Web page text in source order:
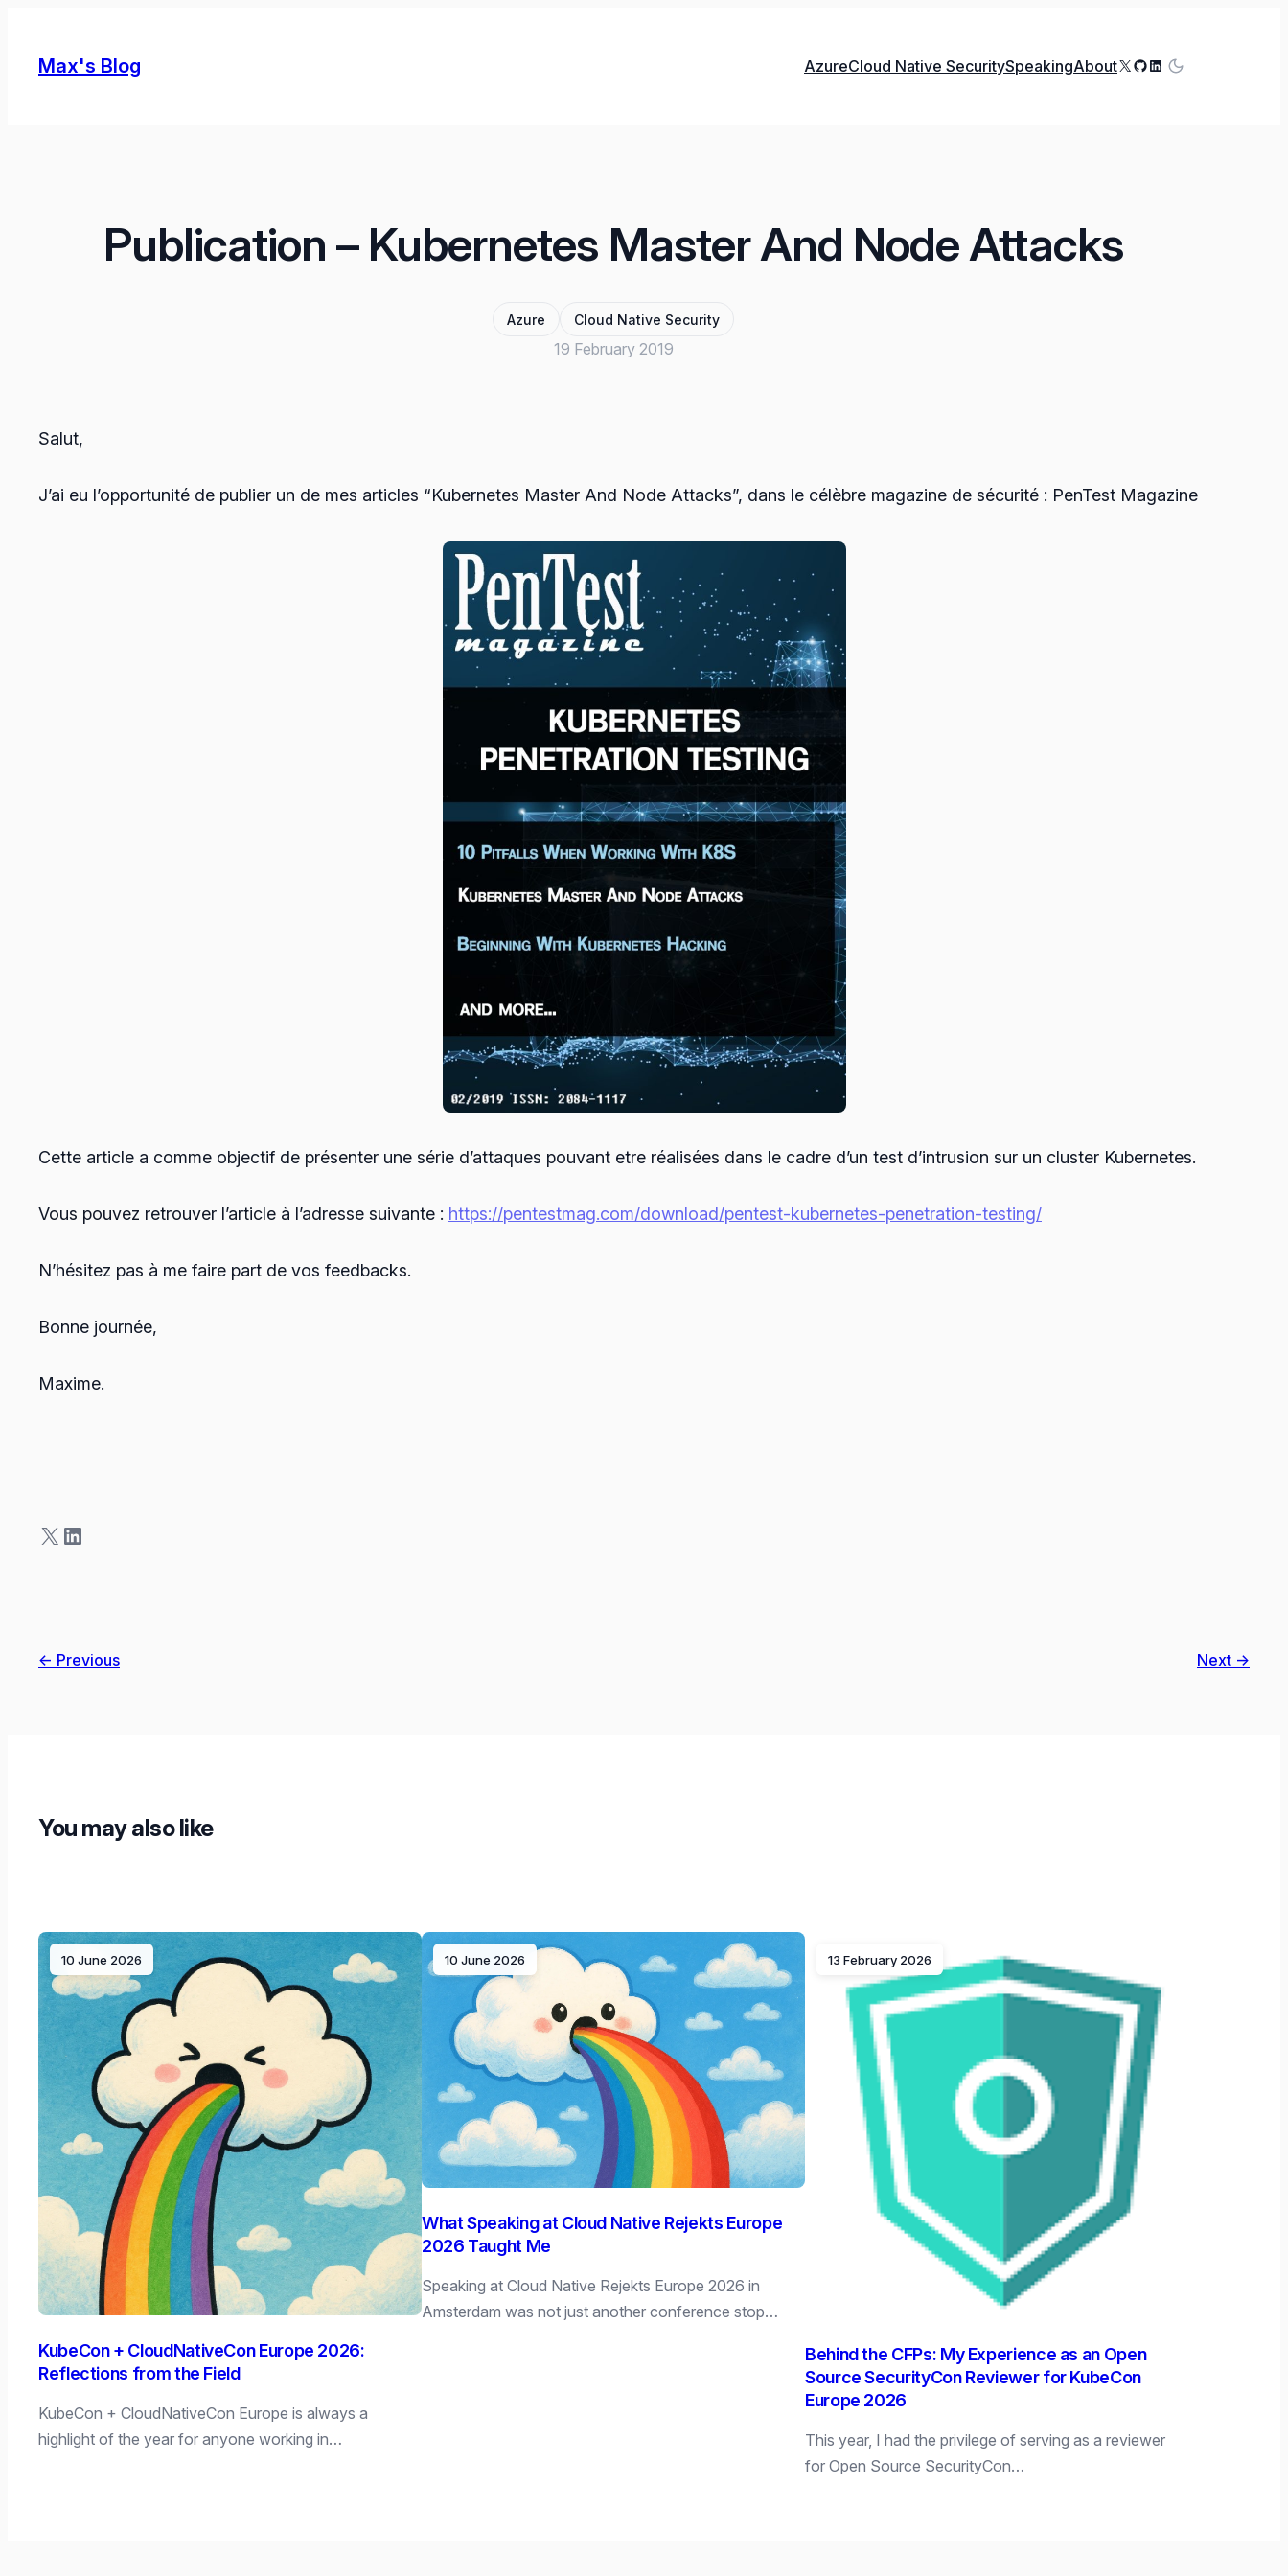
content
Max's Blog AzureCloud Native SecuritySpeakingAboutX GitHub
LinkedIn
Publication – Kubernetes Master And Node Attacks
Azure Cloud Native Security
19 February 2019
Salut,
J’ai eu l’opportunité de publier un de mes articles “Kubernetes Master And Node Attacks”, dans le célèbre magazine de sécurité : PenTest Magazine
Cette article a comme objectif de présenter une série d’attaques pouvant etre réalisées dans le cadre d’un test d’intrusion sur un cluster Kubernetes.
Vous pouvez retrouver l’article à l’adresse suivante : https://pentestmag.com/download/pentest-kubernetes-penetration-testing/
N’hésitez pas à me faire part de vos feedbacks.
Bonne journée,
Maxime.
X LinkedIn
← Previous Next →
You may also like
10 June 2026
KubeCon + CloudNativeCon Europe 2026:
Reflections from the Field
KubeCon + CloudNativeCon Europe is always a
highlight of the year for anyone working in…
10 June 2026
What Speaking at Cloud Native Rejekts Europe
2026 Taught Me
Speaking at Cloud Native Rejekts Europe 2026 in
Amsterdam was not just another conference stop…
13 February 2026
Behind the CFPs: My Experience as an Open
Source SecurityCon Reviewer for KubeCon
Europe 2026
This year, I had the privilege of serving as a reviewer
for Open Source SecurityCon…